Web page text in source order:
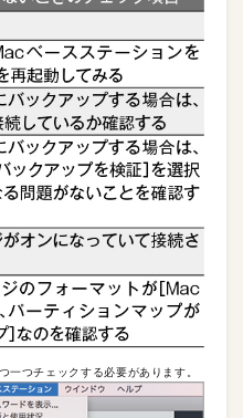
一つチェックする必要があります。